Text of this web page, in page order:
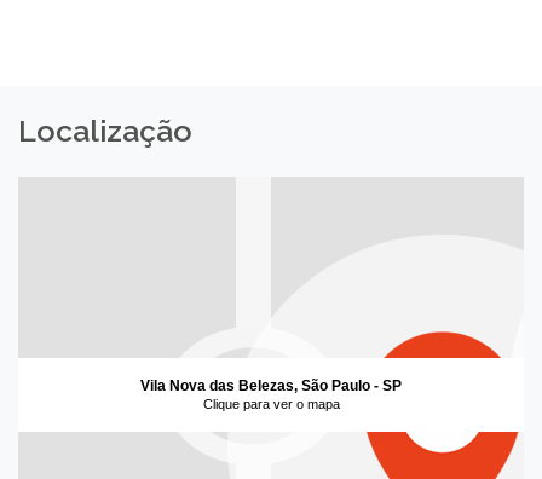
Localização
Vila Nova das Belezas, São Paulo - SP
Clique para ver o mapa